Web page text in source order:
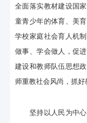
全面落实教材建设国
童青少年的体育、美
学校家庭社会育人机
做事、学会做人，促
建设和教师队伍思想
师重教社会风尚，抓好
坚持以人民为中心